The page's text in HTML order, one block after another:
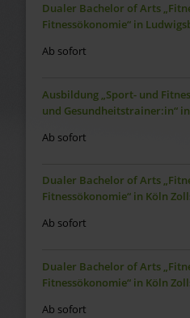
Dualer Bachelor of Arts
Fitnessökonomie“ in
Ab sofort
Ausbildung „Sport- und
und Gesundheitstrainer:in“
Ab sofort
Dualer Bachelor of Arts
Fitnessökonomie“ in Köln
Ab sofort
Dualer Bachelor of Arts
Fitnessökonomie“ in Köln
Ab sofort